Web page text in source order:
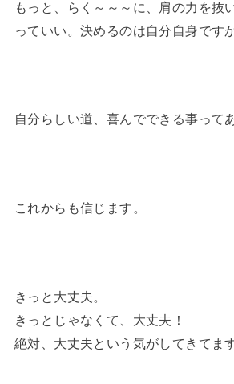
もっと、らく～～～に、肩の力を抜
っていい。決めるのは自分自身です
自分らしい道、喜んでできる事って
これからも信じます。
きっと大丈夫。
きっとじゃなくて、大丈夫！
絶対、大丈夫という気がしてきてま